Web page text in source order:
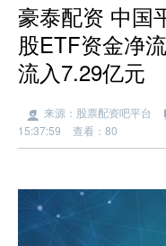
豪泰配资 中国
股ETF资金净
流入7.29亿元
来源：股票配资吧平台
15:37:59
查看：80